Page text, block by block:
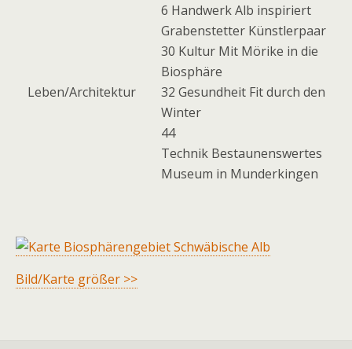
Leben/Architektur
6 Handwerk Alb inspiriert
Grabenstetter Künstlerpaar
30 Kultur Mit Mörike in die
Biosphäre
32 Gesundheit Fit durch den
Winter
44
Technik Bestaunenswertes
Museum in Munderkingen
Bild/Karte größer >>